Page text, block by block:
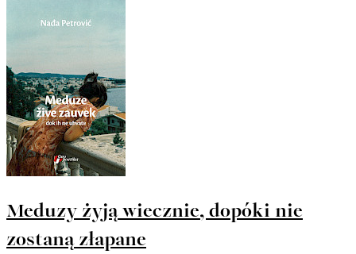
Meduzy żyją wiecznie, dopóki nie
zostaną złapane